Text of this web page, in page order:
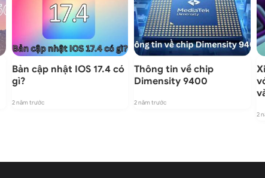
Bản cập nhật IOS 17.4 có
gì?
2 năm trước
Thông tin về chip
Dimensity 9400
2 năm trước
2